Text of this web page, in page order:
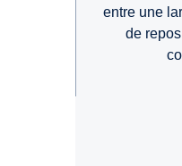
entre une
de